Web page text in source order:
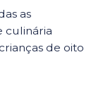
as
culinária
de oito